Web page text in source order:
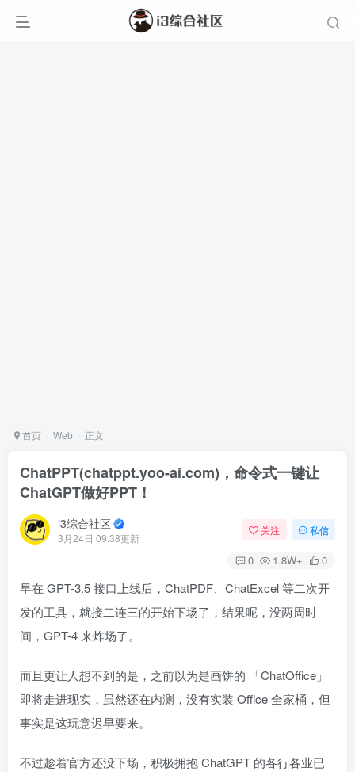
首页 Web 正文
ChatPPT(chatppt.yoo-ai.com)，命令式一键让
ChatGPT做好PPT！
i3综合社区
3月24日 09:38更新
关注 私信
0 1.8W+ 0
早在 GPT-3.5 接口上线后，ChatPDF、ChatExcel 等二次开
发的工具，就接二连三的开始下场了，结果呢，没两周时
间，GPT-4 来炸场了。
而且更让人想不到的是，之前以为是画饼的 「ChatOffice」
即将走进现实，虽然还在内测，没有实装 Office 全家桶，但
事实是这玩意迟早要来。
不过趁着官方还没下场，积极拥抱 ChatGPT 的各行各业已